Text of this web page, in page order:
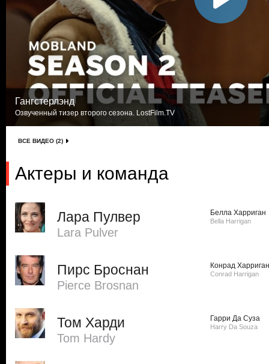
Гангстерлэнд
Озвученный тизер второго сезона. LostFilm.TV
ВСЕ ВИДЕО (2)
Актеры и команда
Лара Пулвер
Lara Pulver
Белла Харриган
Bella Harrigan
Пирс Броснан
Pierce Brosnan
Конрад Харриган
Conrad Harrigan
Том Харди
Tom Hardy
Гарри Да Суза
Harry Da Souza